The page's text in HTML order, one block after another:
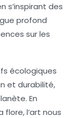
s’inspirant des
profond
sur les
écologiques
et durabilité,
En
l’art nous